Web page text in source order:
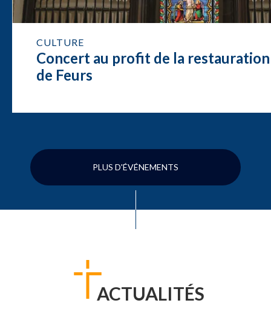
CULTURE
Concert au profit de la restauration
de Feurs
PLUS D'ÉVÉNEMENTS
ACTUALITÉS